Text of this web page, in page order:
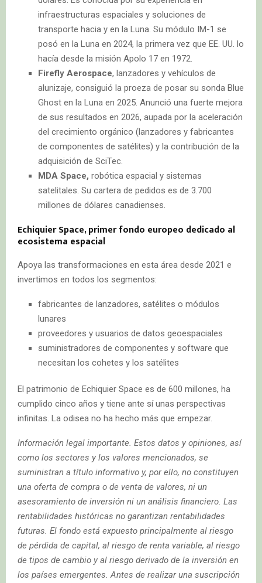
infraestructuras espaciales y soluciones de
transporte hacia y en la Luna. Su módulo IM-1 se
posó en la Luna en 2024, la primera vez que EE. UU. lo
hacía desde la misión Apolo 17 en 1972.
Firefly Aerospace, lanzadores y vehículos de
alunizaje, consiguió la proeza de posar su sonda Blue
Ghost en la Luna en 2025. Anunció una fuerte mejora
de sus resultados en 2026, aupada por la aceleración
del crecimiento orgánico (lanzadores y fabricantes
de componentes de satélites) y la contribución de la
adquisición de SciTec.
MDA Space, robótica espacial y sistemas
satelitales. Su cartera de pedidos es de 3.700
millones de dólares canadienses.
Echiquier Space, primer fondo europeo dedicado al
ecosistema espacial
Apoya las transformaciones en esta área desde 2021 e
invertimos en todos los segmentos:
fabricantes de lanzadores, satélites o módulos
lunares
proveedores y usuarios de datos geoespaciales
suministradores de componentes y software que
necesitan los cohetes y los satélites
El patrimonio de Echiquier Space es de 600 millones, ha
cumplido cinco años y tiene ante sí unas perspectivas
infinitas. La odisea no ha hecho más que empezar.
Información legal importante. Estos datos y opiniones, así
como los sectores y los valores mencionados, se
suministran a título informativo y, por ello, no constituyen
una oferta de compra o de venta de valores, ni un
asesoramiento de inversión ni un análisis financiero. Las
rentabilidades históricas no garantizan rentabilidades
futuras. El fondo está expuesto principalmente al riesgo
de pérdida de capital, al riesgo de renta variable, al riesgo
de tipos de cambio y al riesgo derivado de la inversión en
los países emergentes. Antes de realizar una suscripción